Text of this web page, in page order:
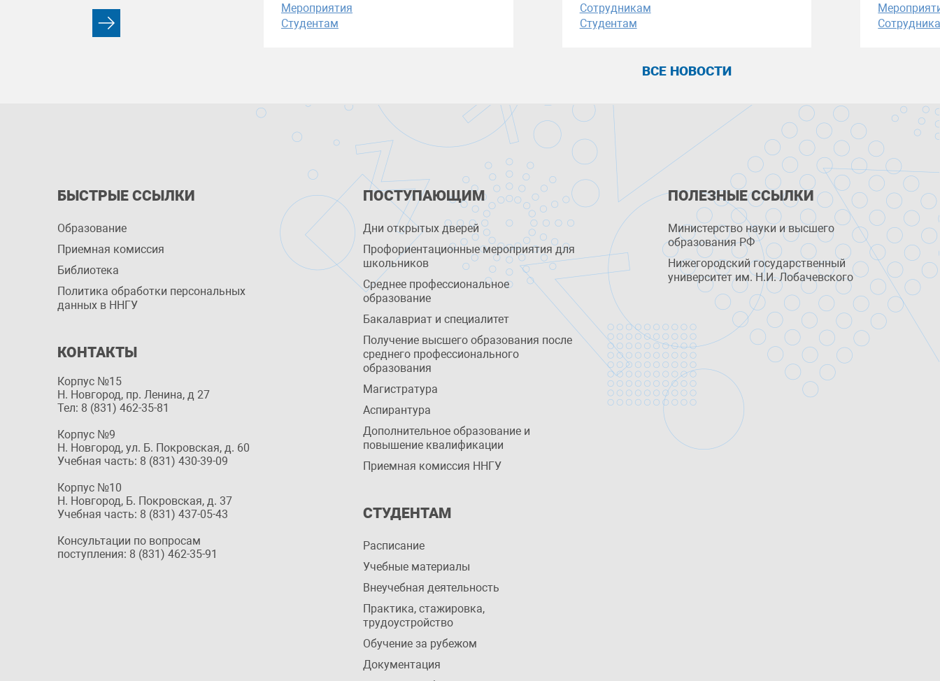
Мероприятия
Студентам
Сотрудникам
Студентам
ВСЕ НОВОСТИ
БЫСТРЫЕ ССЫЛКИ
Образование
Приемная комиссия
Библиотека
Политика обработки персональных
данных в ННГУ
КОНТАКТЫ
Корпус №15
Н. Новгород, пр. Ленина, д 27
Тел: 8 (831) 462-35-81
Корпус №9
Н. Новгород, ул. Б. Покровская, д. 60
Учебная часть: 8 (831) 430-39-09
Корпус №10
Н. Новгород, Б. Покровская, д. 37
Учебная часть: 8 (831) 437-05-43
Консультации по вопросам
поступления: 8 (831) 462-35-91
ПОСТУПАЮЩИМ
Дни открытых дверей
Профориентационные мероприятия для
школьников
Среднее профессиональное
образование
Бакалавриат и специалитет
Получение высшего образования после
среднего профессионального
образования
Магистратура
Аспирантура
Дополнительное образование и
повышение квалификации
Приемная комиссия ННГУ
СТУДЕНТАМ
Расписание
Учебные материалы
Внеучебная деятельность
Практика, стажировка,
трудоустройство
Обучение за рубежом
Документация
ПОЛЕЗНЫЕ ССЫЛКИ
Министерство науки и высшего
образования РФ
Нижегородский государственный
университет им. Н.И. Лобачевского